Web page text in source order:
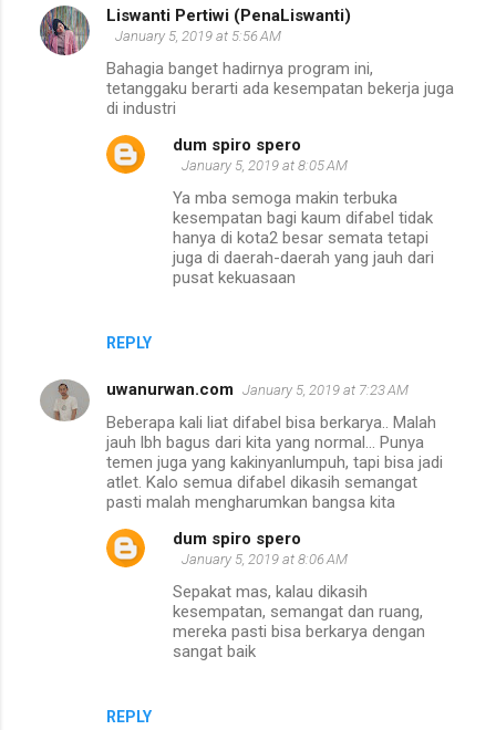
Liswanti Pertiwi (PenaLiswanti)
January 5, 2019 at 5:56 AM
Bahagia banget hadirnya program ini,
tetanggaku berarti ada kesempatan bekerja juga
di industri
REPLY
dum spiro spero
January 5, 2019 at 8:05 AM
Ya mba semoga makin terbuka
kesempatan bagi kaum difabel tidak
hanya di kota2 besar semata tetapi
juga di daerah-daerah yang jauh dari
pusat kekuasaan
uwanurwan.com January 5, 2019 at 7:23 AM
Beberapa kali liat difabel bisa berkarya.. Malah
jauh lbh bagus dari kita yang normal... Punya
temen juga yang kakinyanlumpuh, tapi bisa jadi
atlet. Kalo semua difabel dikasih semangat
pasti malah mengharumkan bangsa kita
REPLY
dum spiro spero
January 5, 2019 at 8:06 AM
Sepakat mas, kalau dikasih
kesempatan, semangat dan ruang,
mereka pasti bisa berkarya dengan
sangat baik